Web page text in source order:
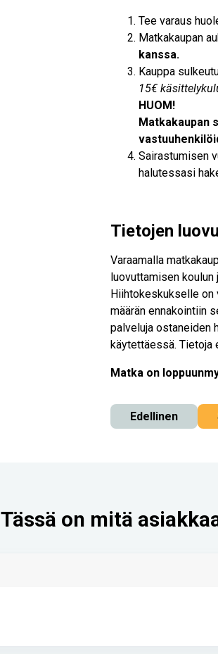
Tee varaus
Matkakaupan
kanssa.
Kauppa
15€
HUOM!
Matkakaupan
Sairastumisen
halutessasi
Tietojen
Varaamalla
luovuttamisen
Hiihtokeskukselle on
määrän ennakointiin
palveluja ostaneiden
käytettäessä. Tietoja
Matka on
Edellinen
Tässä on mitä